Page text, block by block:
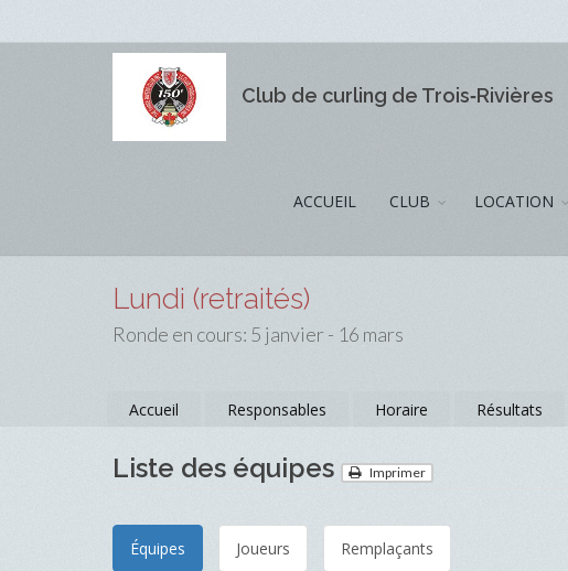
Club de curling de Trois‑Rivières
ACCUEIL CLUB LOCATION
Lundi (retraités)
Ronde en cours: 5 janvier - 16 mars
Accueil Responsables Horaire Résultats
Liste des équipes Imprimer
Équipes Joueurs Remplaçants